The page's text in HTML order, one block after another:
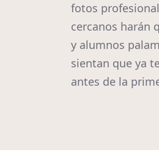
fotos
cercanos harán
y alumnos
sientan que ya
antes de la